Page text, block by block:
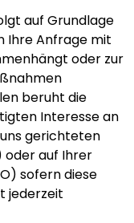
auf Grundlage
Ihre Anfrage mit
oder zur
beruht die
Interesse an
gerichteten
oder auf Ihrer
sofern diese
jederzeit